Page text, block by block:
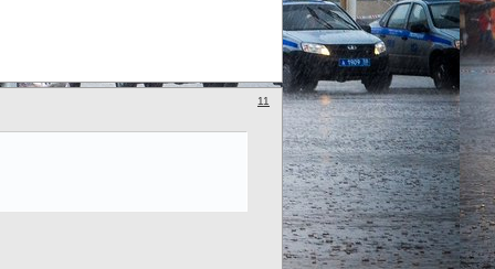
11